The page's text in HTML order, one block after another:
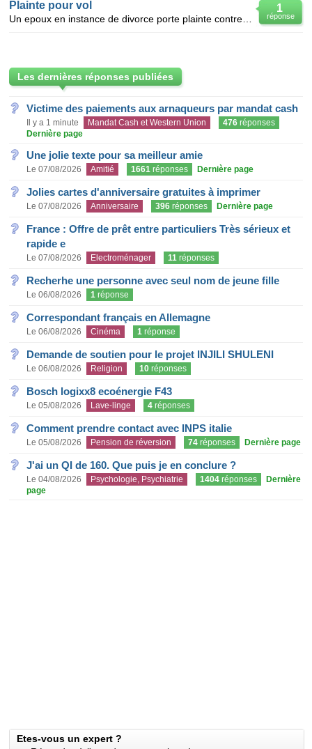
1
réponse
Plainte pour vol
Les dernières réponses publiées
Victime des paiements aux arnaqueurs par mandat cash
Il y a 1 minute Mandat Cash et Western Union 476 réponses
Dernière page
Une jolie texte pour sa meilleur amie
Le 07/08/2026 Amitié 1661 réponses Dernière page
Jolies cartes d'anniversaire gratuites à imprimer
Le 07/08/2026 Anniversaire 396 réponses Dernière page
France : Offre de prêt entre particuliers Très sérieux et
rapide e
Le 07/08/2026 Electroménager 11 réponses
Recherhe une personne avec seul nom de jeune fille
Le 06/08/2026 1 réponse
Correspondant français en Allemagne
Le 06/08/2026 Cinéma 1 réponse
Demande de soutien pour le projet INJILI SHULENI
Le 06/08/2026 Religion 10 réponses
Bosch logixx8 ecoénergie F43
Le 05/08/2026 Lave-linge 4 réponses
Comment prendre contact avec INPS italie
Le 05/08/2026 Pension de réversion 74 réponses Dernière page
J'ai un QI de 160. Que puis je en conclure ?
Le 04/08/2026 Psychologie, Psychiatrie 1404 réponses
Dernière
page
Etes-vous un expert ?